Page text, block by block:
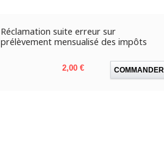
Réclamation suite erreur sur
prélèvement mensualisé des impôts
Prix
2,00 € COMMANDER